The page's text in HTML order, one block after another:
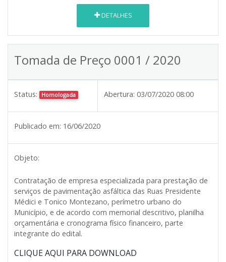
DETALHES
Tomada de Preço 0001 / 2020
Status: Homologada Abertura: 03/07/2020 08:00
Publicado em: 16/06/2020
Objeto:
Contratação de empresa especializada para prestação de
serviços de pavimentação asfáltica das Ruas Presidente
Médici e Tonico Montezano, perímetro urbano do
Município, e de acordo com memorial descritivo, planilha
orçamentária e cronograma físico financeiro, parte
integrante do edital.
CLIQUE AQUI PARA DOWNLOAD